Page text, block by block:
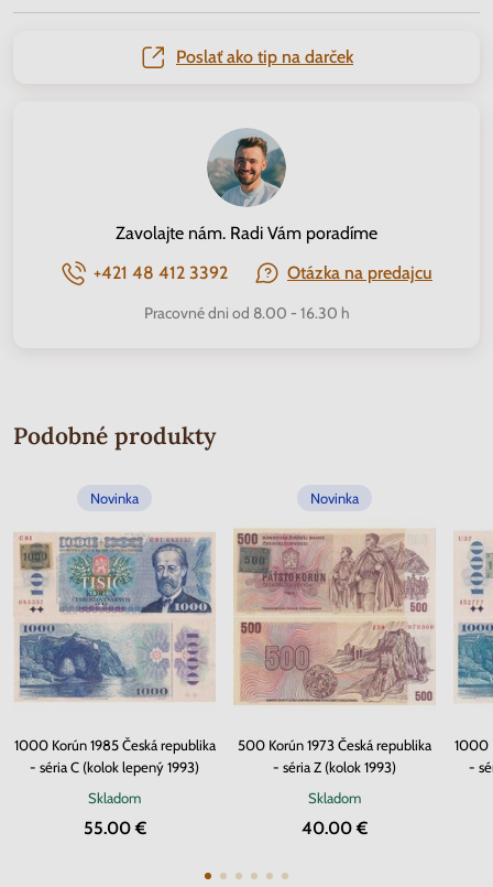
Poslať ako tip na darček
Zavolajte nám. Radi Vám poradíme
+421 48 412 3392
Otázka na predajcu
Pracovné dni od 8.00 - 16.30 h
Podobné produkty
Novinka
1000 Korún 1985 Česká republika
- séria C (kolok lepený 1993)
Skladom
55.00 €
Novinka
500 Korún 1973 Česká republika
- séria Z (kolok 1993)
Skladom
40.00 €
1000
-